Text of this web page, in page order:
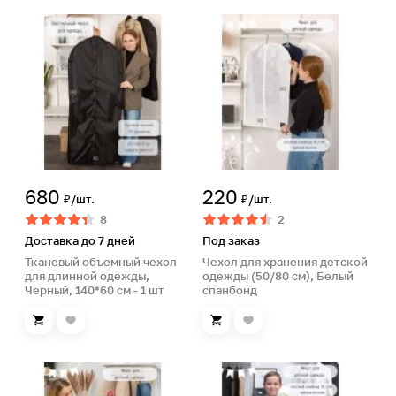
680 ₽/шт.
8
Доставка до 7 дней
Тканевый объемный чехол
для длинной одежды,
Черный, 140*60 см - 1 шт
220 ₽/шт.
2
Под заказ
Чехол для хранения детской
одежды (50/80 см), Белый
спанбонд